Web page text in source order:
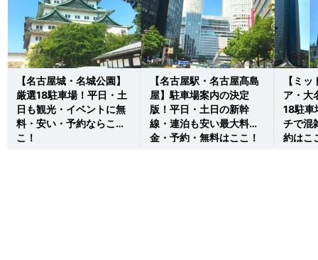
【名古屋城・名城公園】
厳選18駐車場！平日・土
日も観光・イベントに無
料・安い・予約ならこ
こ！
【名古屋駅・名古屋髙島
屋】駐車場案内の決定
版！平日・土日の新幹
線・連泊も安い最大料
金・予約・無料はここ！
【ミ
ア・大
18駐車
チで混
約はこ